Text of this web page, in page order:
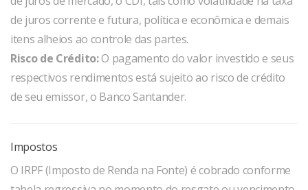
de juros corrente e futura, política e econômica e demais
itens alheios ao controle das partes.
Risco de Crédito:O pagamento do valor investido e seus
respectivos rendimentos está sujeito ao risco de crédito
de seu emissor, o Banco Santander.
Impostos
O IRPF (Imposto de Renda na Fonte) é cobrado conforme